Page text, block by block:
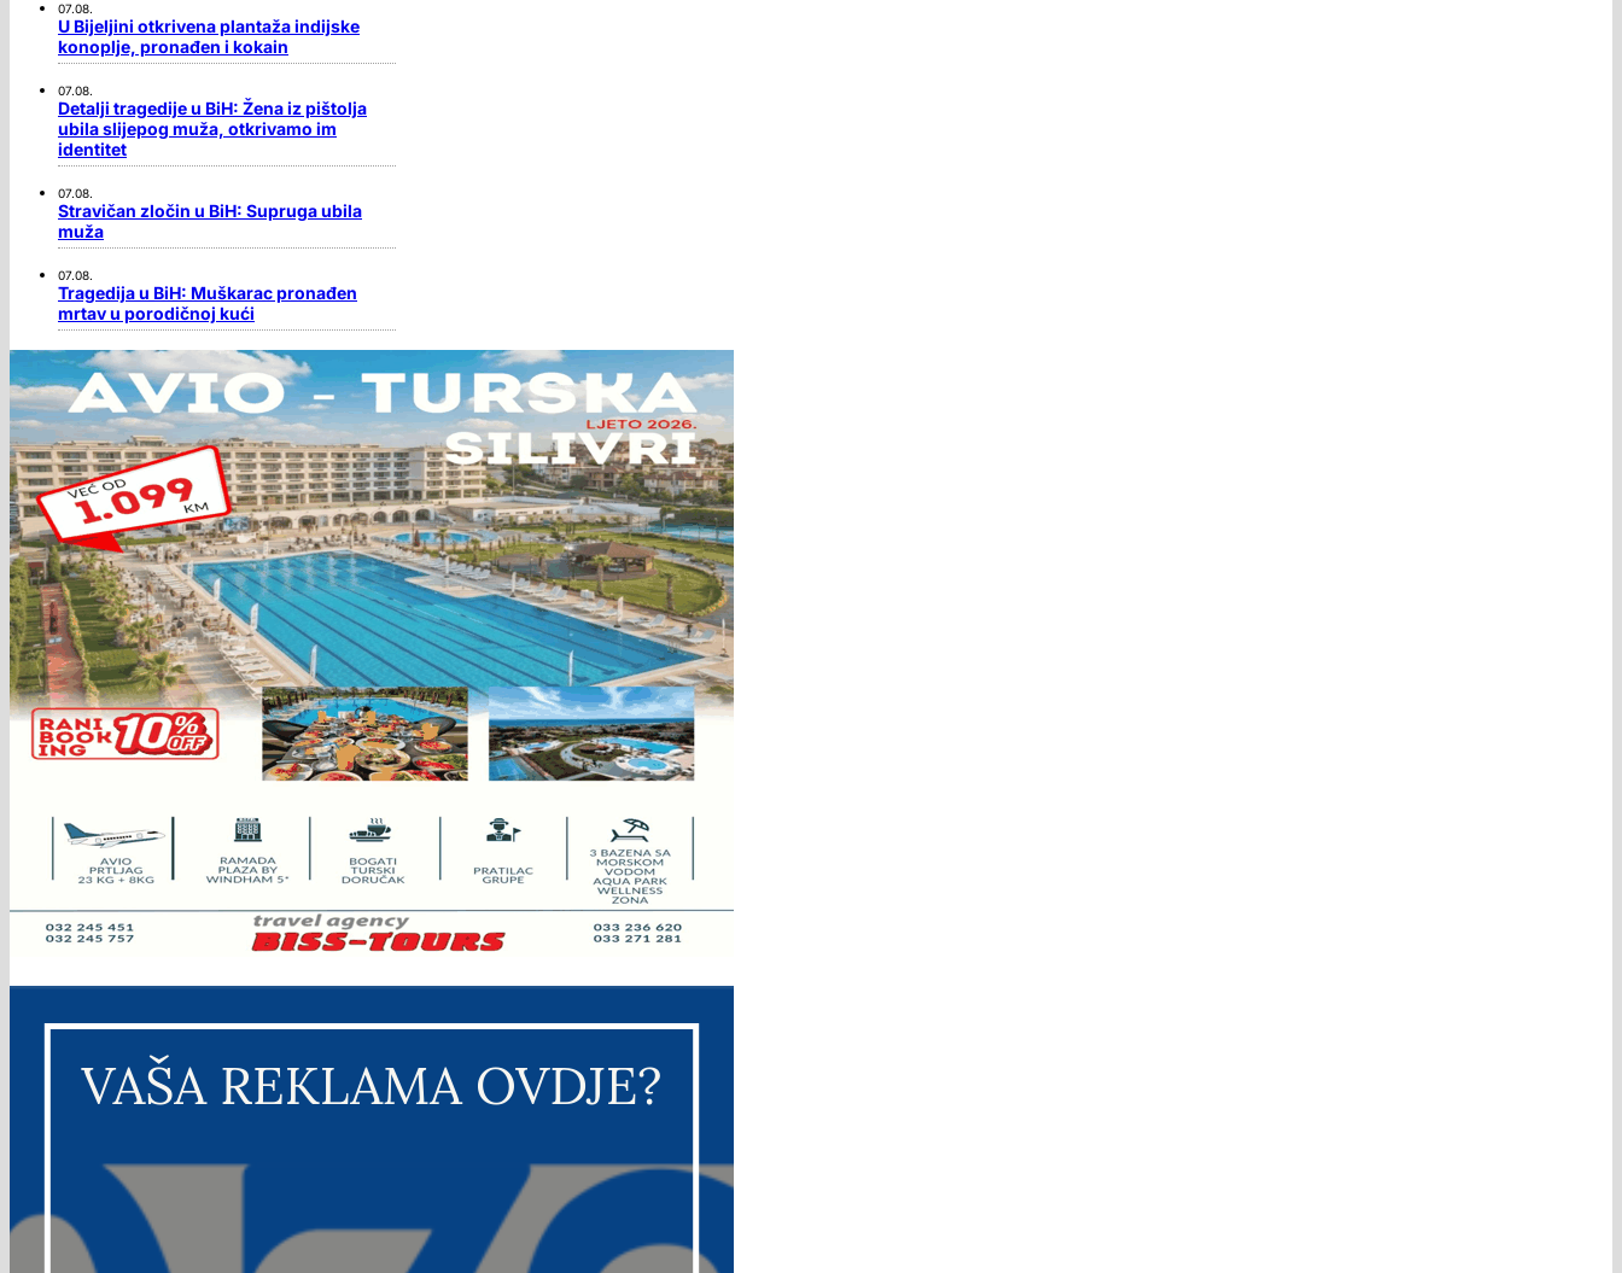
07.08.
​U Bijeljini otkrivena plantaža indijske
konoplje, pronađen i kokain
07.08.
Detalji tragedije u BiH: Žena iz pištolja
ubila slijepog muža, otkrivamo im
identitet
07.08.
Stravičan zločin u BiH: Supruga ubila
muža
07.08.
Tragedija u BiH: Muškarac pronađen
mrtav u porodičnoj kući